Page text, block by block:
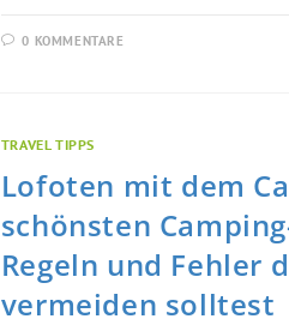
0 KOMMENTARE
TRAVEL TIPPS
Lofoten mit dem
schönsten
Regeln und Fehler
vermeiden solltest